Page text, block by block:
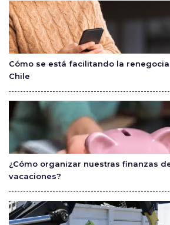
Cómo se está facilitando la
Chile
¿Cómo organizar nuestras finanzas
vacaciones?